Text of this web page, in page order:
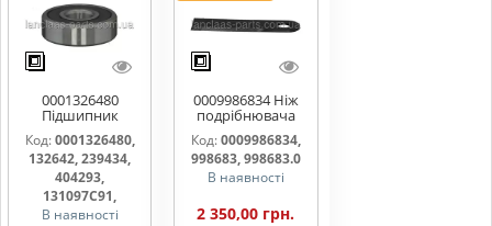
0001326480
Підшипник
кульковий
Код:0001326480,
132642, 239434,
404293,
131097C91,
В наявності
0009986834 Ніж
подрібнювача
жниварки Claas
Conspeed
Код:0009986834,
998683, 998683.0
В наявності
2 350,00 грн.